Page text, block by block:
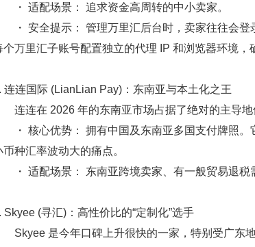
・ 适配场景：
追求资金高周转的中小卖家。
・ 安全提示：
管理万里汇后台时，卖家往往会
个万里汇子账号配置独立的代理 IP 和浏览器环境，
连连国际 (LianLian Pay)：东南亚与本土化之王
连在 2026 年的东南亚市场占据了绝对的主导地
・ 核心优势：
拥有中国及东南亚多国支付牌照。
币种汇率波动大的痛点。
・ 适配场景： 东南亚跨境卖家、有一般贸易退税
Skyee (寻汇)：高性价比的“定制化”选手
是今年口碑上升很快的一家，特别受广东地